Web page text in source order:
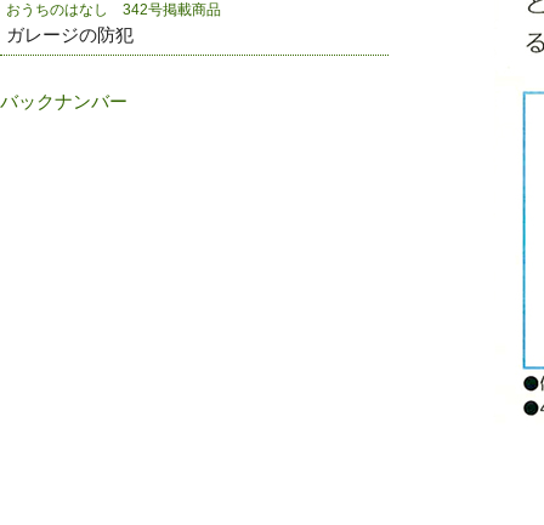
おうちのはなし 342号掲載商品
ガレージの防犯
バックナンバー